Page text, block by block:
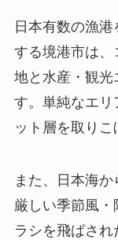
日本有数の漁
する境港市は
地と水産・観
す。単純なエ
ット層を取りこ
また、日本海
厳しい季節風
ラシを飛ばさ